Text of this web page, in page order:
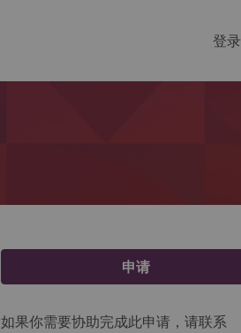
登录
申请
如果你需要协助完成此申请，请联系